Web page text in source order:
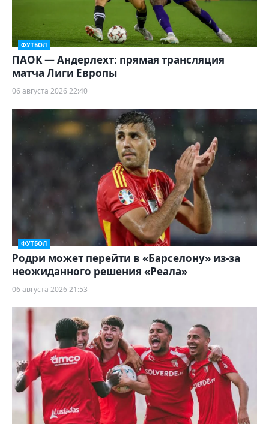
ФУТБОЛ
ПАОК — Андерлехт: прямая трансляция
матча Лиги Европы
06 августа 2026 22:40
ФУТБОЛ
Родри может перейти в «Барселону» из-за
неожиданного решения «Реала»
06 августа 2026 21:53